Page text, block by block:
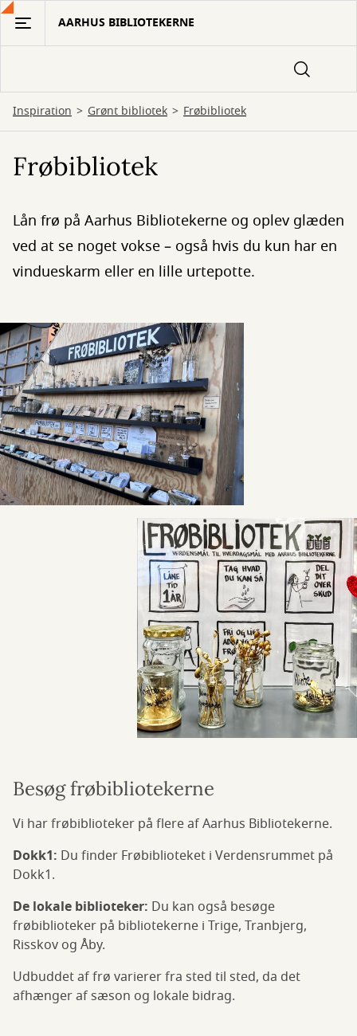
Gå
hovedindhold
AARHUS BIBLIOTEKERNE
Inspiration Grønt bibliotek Frøbibliotek
Frøbibliotek
Lån frø på Aarhus Bibliotekerne og oplev glæden
ved at se noget vokse – også hvis du kun har en
vindueskarm eller en lille urtepotte.
Besøg frøbibliotekerne
Vi har frøbiblioteker på flere af Aarhus Bibliotekerne.
Dokk1: Du finder Frøbiblioteket i Verdensrummet på
Dokk1.
De lokale biblioteker: Du kan også besøge
frøbiblioteker på bibliotekerne i Trige, Tranbjerg,
Risskov og Åby.
Udbuddet af frø varierer fra sted til sted, da det
afhænger af sæson og lokale bidrag.